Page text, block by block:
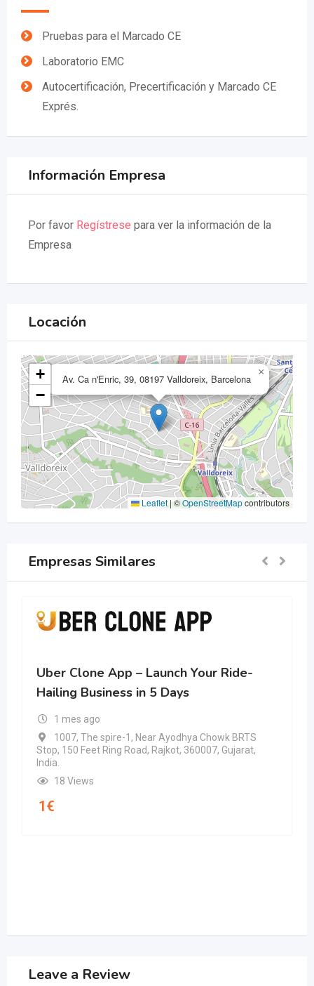
Pruebas para el Marcado CE
Laboratorio EMC
Autocertificación, Precertificación y Marcado CE
Exprés.
Información Empresa
Por favor Regístrese para ver la información de la
Empresa
Locación
Av. Ca n'Enric, 39, 08197 Valldoreix, Barcelona
×
+
−
Leaflet|©OpenStreetMapcontributors
Empresas Similares
Uber Clone App – Launch Your Ride-
Hailing Business in 5 Days
1 mes ago
1007, The spire-1, Near Ayodhya Chowk BRTS
Stop, 150 Feet Ring Road, Rajkot, 360007, Gujarat,
India.
18 Views
1€
Leave a Review